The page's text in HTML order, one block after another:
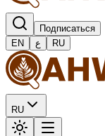
Подписаться
EN
ع RU
RU